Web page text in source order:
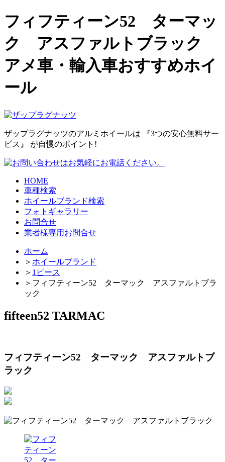
フィフティーン52 ターマッ
ク アスファルトブラック
アメ車・輸入車おすすめホイ
ール
ザップラグナッツのアルミホイールは
『3つの安心無料サー
ビス』 が自慢のポイント!
HOME
車種検索
ホイールブランド検索
フォトギャラリー
お問合せ
業者様専用お問合せ
ホーム
＞ ホイールブランド
＞ 1ピース
＞ フィフティーン52 ターマック アスファルトブラ
ック
fifteen52 TARMAC
フィフティーン52 ターマック アスファルトブ
ラック